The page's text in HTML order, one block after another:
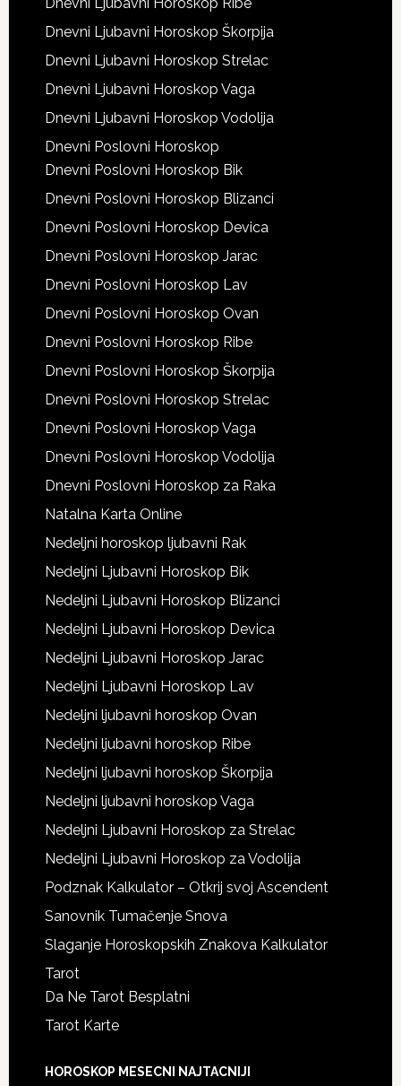
Dnevni Ljubavni Horoskop Škorpija
Dnevni Ljubavni Horoskop Strelac
Dnevni Ljubavni Horoskop Vaga
Dnevni Ljubavni Horoskop Vodolija
Dnevni Poslovni Horoskop
Dnevni Poslovni Horoskop Bik
Dnevni Poslovni Horoskop Blizanci
Dnevni Poslovni Horoskop Devica
Dnevni Poslovni Horoskop Jarac
Dnevni Poslovni Horoskop Lav
Dnevni Poslovni Horoskop Ovan
Dnevni Poslovni Horoskop Ribe
Dnevni Poslovni Horoskop Škorpija
Dnevni Poslovni Horoskop Strelac
Dnevni Poslovni Horoskop Vaga
Dnevni Poslovni Horoskop Vodolija
Dnevni Poslovni Horoskop za Raka
Natalna Karta Online
Nedeljni horoskop ljubavni Rak
Nedeljni Ljubavni Horoskop Bik
Nedeljni Ljubavni Horoskop Blizanci
Nedeljni Ljubavni Horoskop Devica
Nedeljni Ljubavni Horoskop Jarac
Nedeljni Ljubavni Horoskop Lav
Nedeljni ljubavni horoskop Ovan
Nedeljni ljubavni horoskop Ribe
Nedeljni ljubavni horoskop Škorpija
Nedeljni ljubavni horoskop Vaga
Nedeljni Ljubavni Horoskop za Strelac
Nedeljni Ljubavni Horoskop za Vodolija
Podznak Kalkulator – Otkrij svoj Ascendent
Sanovnik Tumačenje Snova
Slaganje Horoskopskih Znakova Kalkulator
Tarot
Da Ne Tarot Besplatni
Tarot Karte
HOROSKOP MESECNI NAJTACNIJI